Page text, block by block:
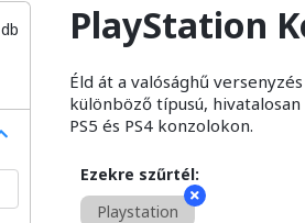
db PlayStation
Éld át a valósághű
különböző típusú,
PS5 és PS4 konzolokon.
Ezekre szűrtél:
Playstation